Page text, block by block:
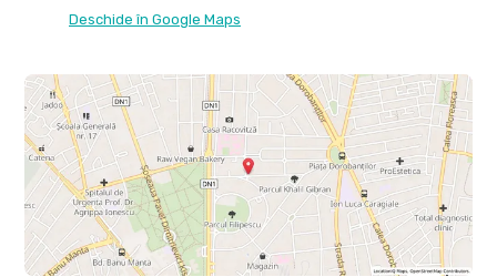
Deschide în Google Maps